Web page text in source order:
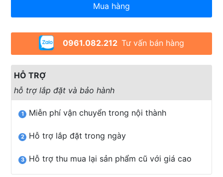
Mua hàng
0961.082.212 Tư vấn bán hàng
HỖ TRỢ
hỗ trợ lắp đặt và bảo hành
1 Miễn phí vận chuyển trong nội thành
2 Hỗ trợ lắp đặt trong ngày
3 Hỗ trợ thu mua lại sản phẩm cũ với giá cao